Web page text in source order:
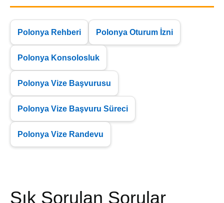
Polonya Rehberi Polonya Oturum İzni
Polonya Konsolosluk
Polonya Vize Başvurusu
Polonya Vize Başvuru Süreci
Polonya Vize Randevu
Sık Sorulan Sorular